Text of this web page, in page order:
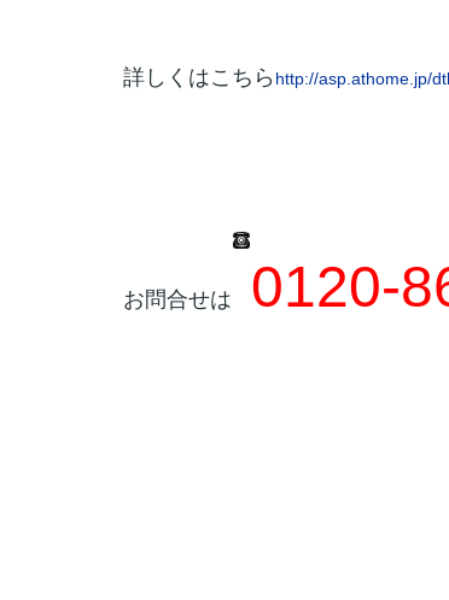
詳しくはこちら http://asp.athome.jp/
お問合せは 0120-